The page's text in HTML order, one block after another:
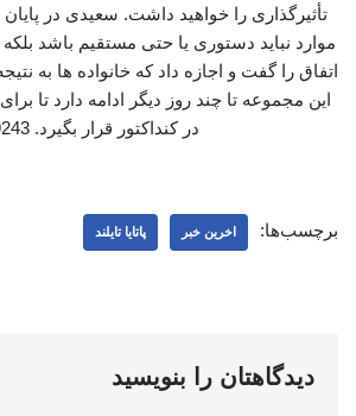
تأثیرگذاری را خواهید داشت. سعیدی در پایان
موارد نباید دستوری یا حتی مستقیم باشد بلکه
اتفاق را گفت و اجازه داد که خانواده ها به
این مجموعه تا چند روز دیگر ادامه دارد تا
در کنداکتور قرار بگیرد. 59243
برچسب‌ها: اخرین خبر پاتایا تایلند
دیدگاهتان را بنویسید